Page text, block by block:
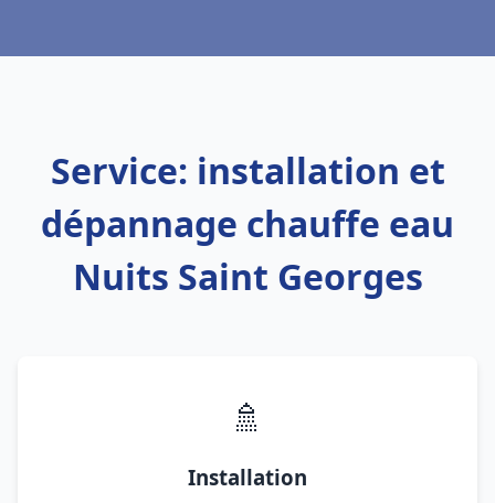
Service: installation et
dépannage chauffe eau
Nuits Saint Georges
🚿
Installation